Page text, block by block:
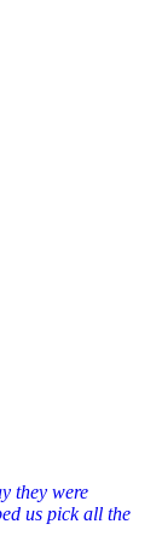
they were
us pick all the